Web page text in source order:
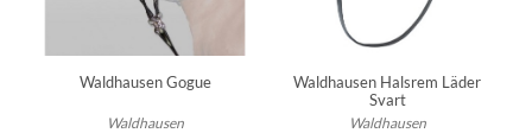
Waldhausen Gogue
Waldhausen
Waldhausen Halsrem Läder
Svart
Waldhausen